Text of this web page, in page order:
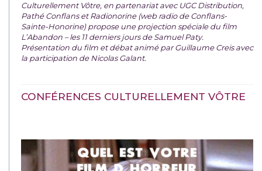
Culturellement Vôtre, en partenariat avec UGC Distribution,
Pathé Conflans et Radionorine (web radio de Conflans-
Sainte-Honorine) propose une projection spéciale du film
L’Abandon – les 11 derniers jours de Samuel Paty.
Présentation du film et débat animé par Guillaume Creis avec
la participation de Nicolas Galant.
CONFÉRENCES CULTURELLEMENT VÔTRE